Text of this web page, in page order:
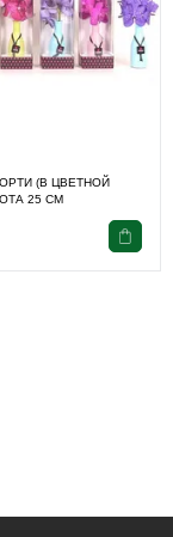
(В ЦВЕТНОЙ
25 СМ